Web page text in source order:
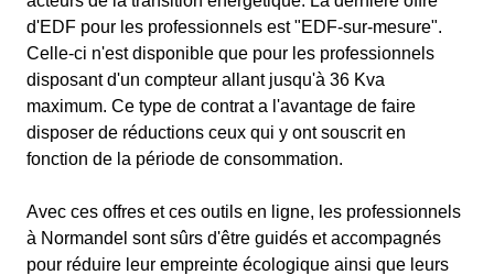
d'EDF pour les professionnels est "EDF-sur-mesure".
Celle-ci n'est disponible que pour les professionnels
disposant d'un compteur allant jusqu'à 36 Kva
maximum. Ce type de contrat a l'avantage de faire
disposer de réductions ceux qui y ont souscrit en
fonction de la période de consommation.
Avec ces offres et ces outils en ligne, les professionnels
à Normandel sont sûrs d'être guidés et accompagnés
pour réduire leur empreinte écologique ainsi que leurs